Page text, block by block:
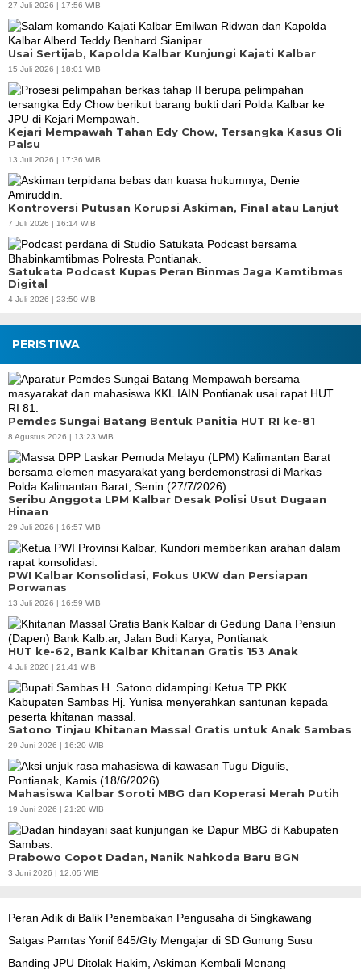
27 Juli 2026 | 17:56 WIB
Usai Sertijab, Kapolda Kalbar Kunjungi Kajati Kalbar
15 Juli 2026 | 18:01 WIB
Kejari Mempawah Tahan Edy Chow, Tersangka Kasus Oli
Palsu
13 Juli 2026 | 17:36 WIB
Kontroversi Putusan Korupsi Askiman, Final atau Lanjut
7 Juli 2026 | 16:14 WIB
Satukata Podcast Kupas Peran Binmas Jaga Kamtibmas
Digital
4 Juli 2026 | 23:50 WIB
PERISTIWA
Pemdes Sungai Batang Bentuk Panitia HUT RI ke-81
8 Agustus 2026 | 13:23 WIB
Seribu Anggota LPM Kalbar Desak Polisi Usut Dugaan
Hinaan
29 Juli 2026 | 16:57 WIB
PWI Kalbar Konsolidasi, Fokus UKW dan Persiapan
Porwanas
13 Juli 2026 | 16:59 WIB
HUT ke-62, Bank Kalbar Khitanan Gratis 153 Anak
4 Juli 2026 | 21:41 WIB
Satono Tinjau Khitanan Massal Gratis untuk Anak Sambas
29 Juni 2026 | 16:20 WIB
Mahasiswa Kalbar Soroti MBG dan Koperasi Merah Putih
19 Juni 2026 | 21:20 WIB
Prabowo Copot Dadan, Nanik Nahkoda Baru BGN
3 Juni 2026 | 12:05 WIB
Peran Adik di Balik Penembakan Pengusaha di Singkawang
Satgas Pamtas Yonif 645/Gty Mengajar di SD Gunung Susu
Banding JPU Ditolak Hakim, Askiman Kembali Menang